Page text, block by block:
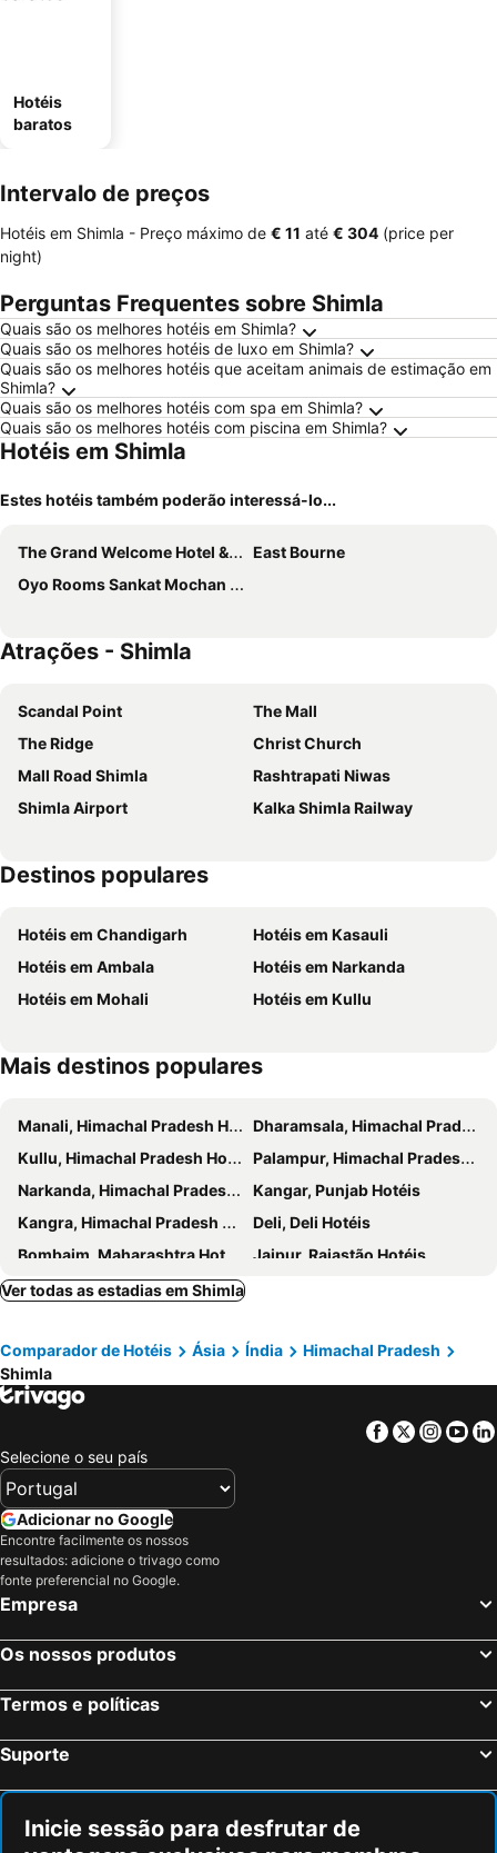
Hotéis
baratos
Intervalo de preços
Hotéis em Shimla - Preço máximo de ‎€ 11 até ‎€ 304 (price per
night)
Perguntas Frequentes sobre Shimla
Quais são os melhores hotéis em Shimla?
Quais são os melhores hotéis de luxo em Shimla?
Quais são os melhores hotéis que aceitam animais de estimação em
Shimla?
Quais são os melhores hotéis com spa em Shimla?
Quais são os melhores hotéis com piscina em Shimla?
Hotéis em Shimla
Estes hotéis também poderão interessá-lo...
The Grand Welcome Hotel & Spa
East Bourne
Oyo Rooms Sankat Mochan Shimla
Atrações - Shimla
Scandal Point
The Mall
The Ridge
Christ Church
Mall Road Shimla
Rashtrapati Niwas
Shimla Airport
Kalka Shimla Railway
Destinos populares
Hotéis em Chandigarh
Hotéis em Kasauli
Hotéis em Ambala
Hotéis em Narkanda
Hotéis em Mohali
Hotéis em Kullu
Mais destinos populares
Manali, Himachal Pradesh Hotéis
Dharamsala, Himachal Pradesh Hotéis
Kullu, Himachal Pradesh Hotéis
Palampur, Himachal Pradesh Hotéis
Narkanda, Himachal Pradesh Hotéis
Kangar, Punjab Hotéis
Kangra, Himachal Pradesh Hotéis
Deli, Deli Hotéis
Bombaim, Maharashtra Hotéis
Jaipur, Rajastão Hotéis
Capital, Haryana Hotéis
Agra, Uttar Pradesh Hotéis
Panaji, Goa Hotéis
Ver todas as estadias em Shimla
Comparador de Hotéis Ásia Índia
Himachal Pradesh
Shimla
Facebook
Twitter
Selecione o seu país
Adicionar no Google
Encontre facilmente os nossos
resultados: adicione o trivago como
fonte preferencial no Google.
Empresa
Os nossos produtos
Termos e políticas
Suporte
Inicie sessão para desfrutar de